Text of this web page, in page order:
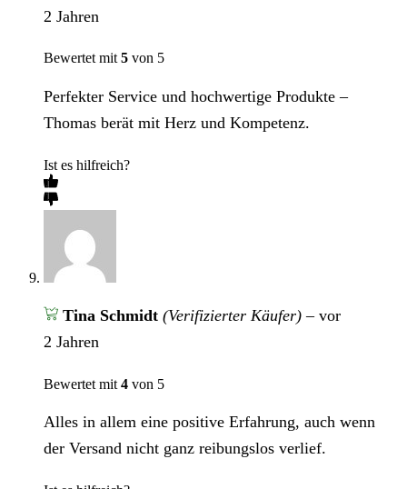
2 Jahren
Bewertet mit5 von 5
Perfekter Service und hochwertige Produkte –
Thomas berät mit Herz und Kompetenz.
Ist es hilfreich?
Tina Schmidt (Verifizierter Käufer) – vor
2 Jahren
Bewertet mit 4 von 5
Alles in allem eine positive Erfahrung, auch wenn
der Versand nicht ganz reibungslos verlief.